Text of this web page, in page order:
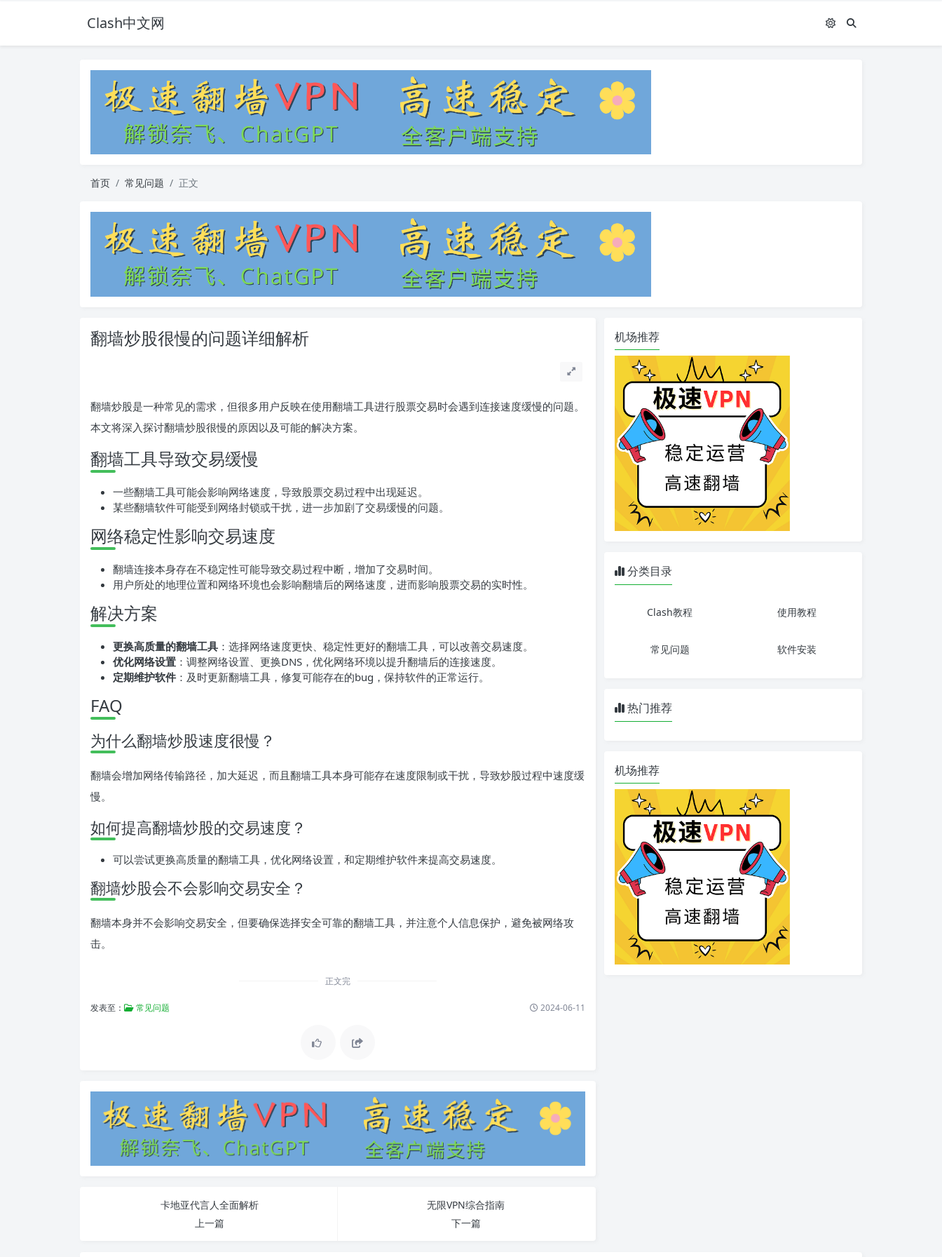
Clash中文网
首页 常见问题 正文
翻墙炒股很慢的问题详细解析
翻墙炒股是一种常见的需求，但很多用户反映在使用翻墙工具进行股票交易时会遇到连接速度缓慢的问题。
本文将深入探讨翻墙炒股很慢的原因以及可能的解决方案。
翻墙工具导致交易缓慢
一些翻墙工具可能会影响网络速度，导致股票交易过程中出现延迟。
某些翻墙软件可能受到网络封锁或干扰，进一步加剧了交易缓慢的问题。
网络稳定性影响交易速度
翻墙连接本身存在不稳定性可能导致交易过程中断，增加了交易时间。
用户所处的地理位置和网络环境也会影响翻墙后的网络速度，进而影响股票交易的实时性。
解决方案
更换高质量的翻墙工具 ：选择网络速度更快、稳定性更好的翻墙工具，可以改善交易速度。
优化网络设置 ：调整网络设置、更换DNS，优化网络环境以提升翻墙后的连接速度。
定期维护软件 ：及时更新翻墙工具，修复可能存在的bug，保持软件的正常运行。
FAQ
为什么翻墙炒股速度很慢？
翻墙会增加网络传输路径，加大延迟，而且翻墙工具本身可能存在速度限制或干扰，导致炒股过程中速度缓
慢。
如何提高翻墙炒股的交易速度？
可以尝试更换高质量的翻墙工具，优化网络设置，和定期维护软件来提高交易速度。
翻墙炒股会不会影响交易安全？
翻墙本身并不会影响交易安全，但要确保选择安全可靠的翻墙工具，并注意个人信息保护，避免被网络攻
击。
正文完
发表至： 常见问题 2024-06-11
卡地亚代言人全面解析
上一篇
无限VPN综合指南
下一篇
机场推荐
分类目录
Clash教程 使用教程
常见问题 软件安装
热门推荐
机场推荐